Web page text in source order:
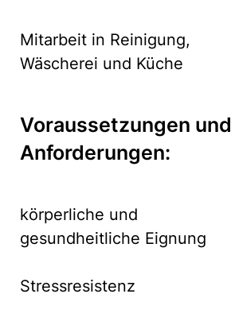
Mitarbeit in Reinigung,
Wäscherei und Küche
Voraussetzungen und
Anforderungen:
körperliche und
gesundheitliche Eignung
Stressresistenz